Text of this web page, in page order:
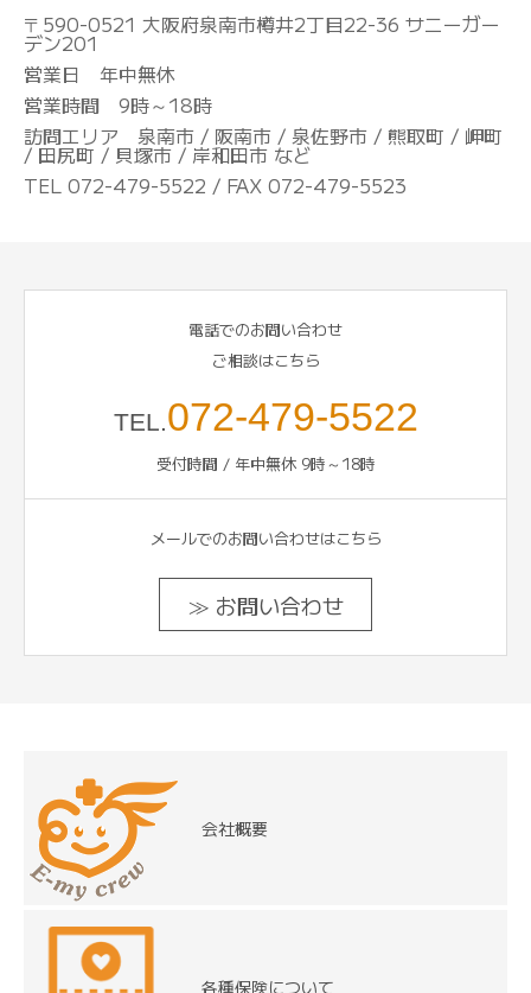
〒590-0521 大阪府泉南市樽井2丁目22-36 サニーガー
デン201
営業日 年中無休
営業時間 9時～18時
訪問エリア 泉南市 / 阪南市 / 泉佐野市 / 熊取町 / 岬町
/ 田尻町 / 貝塚市 / 岸和田市 など
TEL 072-479-5522 / FAX 072-479-5523
電話でのお問い合わせ
ご相談はこちら
TEL.072-479-5522
受付時間 / 年中無休 9時～18時
メールでのお問い合わせはこちら
≫ お問い合わせ
会社概要
各種保険について